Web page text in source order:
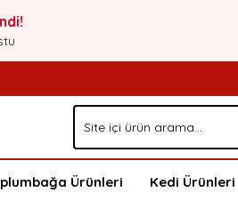
Ürünleri Kedi Ürünleri